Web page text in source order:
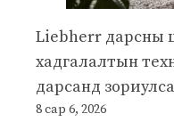
Liebherr дарсны
хадгалалтын
дарсанд
8 сар 6, 2026